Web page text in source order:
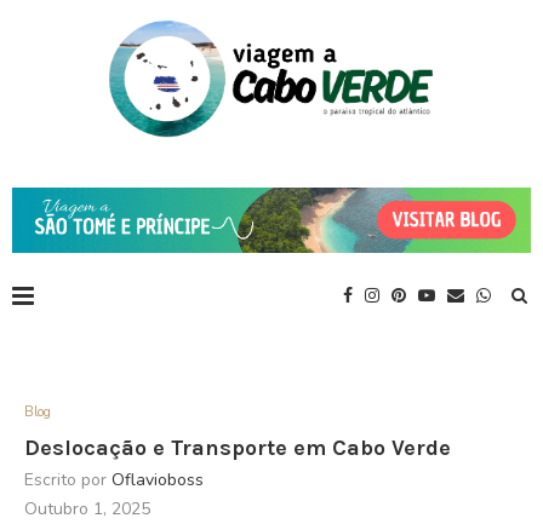
Blog
Deslocação e Transporte em Cabo Verde
Escrito por Oflavioboss
Outubro 1, 2025